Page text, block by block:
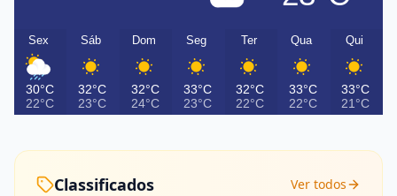
Sex
30°C
22°C
Sáb
32°C
23°C
Dom
32°C
24°C
Seg
33°C
23°C
Ter
32°C
22°C
Qua
33°C
22°C
Qui
33°C
21°C
Classificados Ver todos